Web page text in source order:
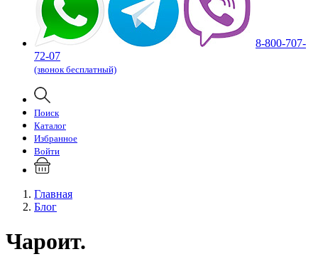
8-800-707-
72-07
(звонок бесплатный)
Поиск
Каталог
Избранное
Войти
Главная
Блог
Чароит.